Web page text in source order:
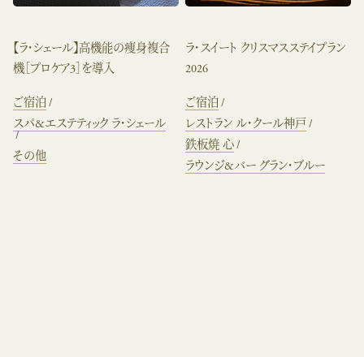
【ラ・シェール】高機能の痩身複合
機［プロケア3］を導入
ご宿泊
スパ&エステティック ラ・シェール
その他
ラ・スイート クリスマスステイプラン
2026
ご宿泊
レストラン ル・クール神戸
鉄板焼 心
ラウンジ&バー グラン・ブルー